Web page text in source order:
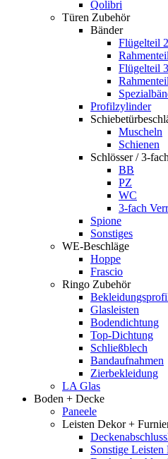
Qolibri
Türen Zubehör
Bänder
Flügelteil
Flügelteil
Profilzylinder
Muscheln
Schienen
Schlösser / 3-
BB
PZ
WC
3-fach
Spione
Sonstiges
WE-Beschläge
Hoppe
Frascio
Ringo Zubehör
Glasleisten
Bodendichtung
Top-Dichtung
Schließblech
Bandaufnahmen
Zierbekleidung
LA Glas
Boden + Decke
Paneele
Leisten Dekor +
Sonstige Leisten